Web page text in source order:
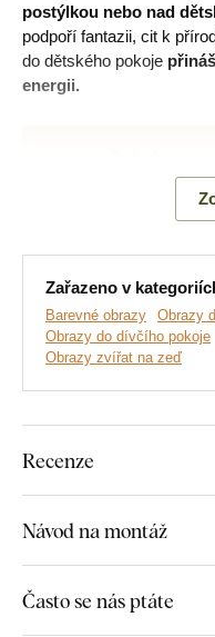
postýlkou nebo nad
podpoří fantazii, cit k
do dětského pokoje
energii.
desce. Používáme
nejkvalitnější barvy na
boku elegantní tmavě
motiv.
Objevte výhody
Zařazeno v
Barevné obrazy
Obrazy
Obrazy do dívčího pokoje
Obrazy zvířat na zeď
Recenze
Návod na montáž
Často se nás ptáte